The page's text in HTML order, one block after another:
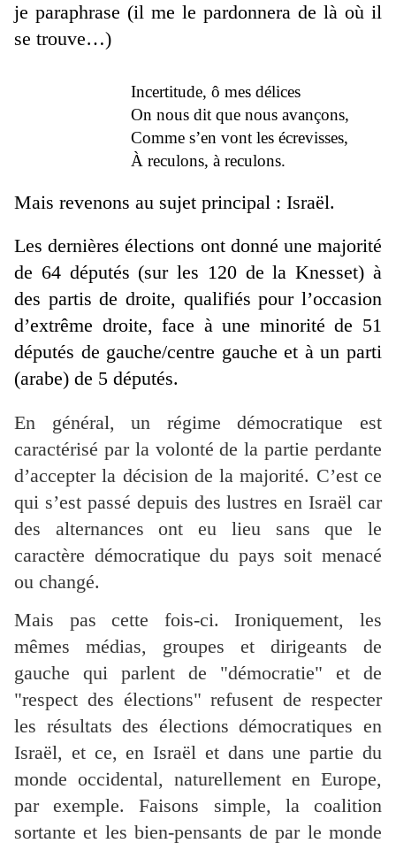
je paraphrase (il me le pardonnera de là où il
se trouve…)
Incertitude, ô mes délices
On nous dit que nous avançons,
Comme s’en vont les écrevisses,
À reculons, à reculons.
Mais revenons au sujet principal : Israël.
Les dernières élections ont donné une majorité
de 64 députés (sur les 120 de la Knesset) à
des partis de droite, qualifiés pour l’occasion
d’extrême droite, face à une minorité de 51
députés de gauche/centre gauche et à un parti
(arabe) de 5 députés.
En général, un régime démocratique est
caractérisé par la volonté de la partie perdante
d’accepter la décision de la majorité. C’est ce
qui s’est passé depuis des lustres en Israël car
des alternances ont eu lieu sans que le
caractère démocratique du pays soit menacé
ou changé.
Mais pas cette fois-ci. Ironiquement, les
mêmes médias, groupes et dirigeants de
gauche qui parlent de "démocratie" et de
"respect des élections" refusent de respecter
les résultats des élections démocratiques en
Israël, et ce, en Israël et dans une partie du
monde occidental, naturellement en Europe,
par exemple. Faisons simple, la coalition
sortante et les bien-pensants de par le monde